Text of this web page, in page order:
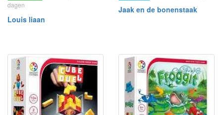
dagen
Louis liaan
Jaak en de bonenstaak